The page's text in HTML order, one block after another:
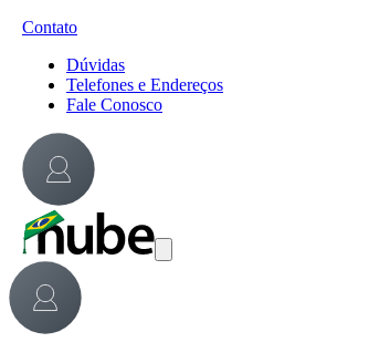
Contato
Dúvidas
Telefones e Endereços
Fale Conosco